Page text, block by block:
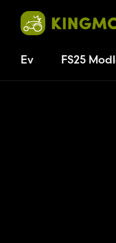
Ev FS25